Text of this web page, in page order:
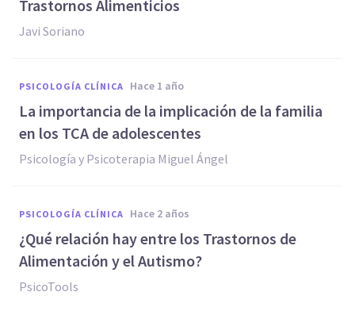
Trastornos Alimenticios
Javi Soriano
PSICOLOGÍA CLÍNICA hace 1 año
La importancia de la implicación de la familia
en los TCA de adolescentes
Psicología y Psicoterapia Miguel Ángel
PSICOLOGÍA CLÍNICA hace 2 años
¿Qué relación hay entre los Trastornos de
Alimentación y el Autismo?
PsicoTools